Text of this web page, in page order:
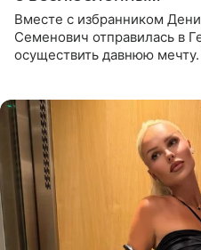
Вместе с избранником
Семенович отправилась в
осуществить давнюю